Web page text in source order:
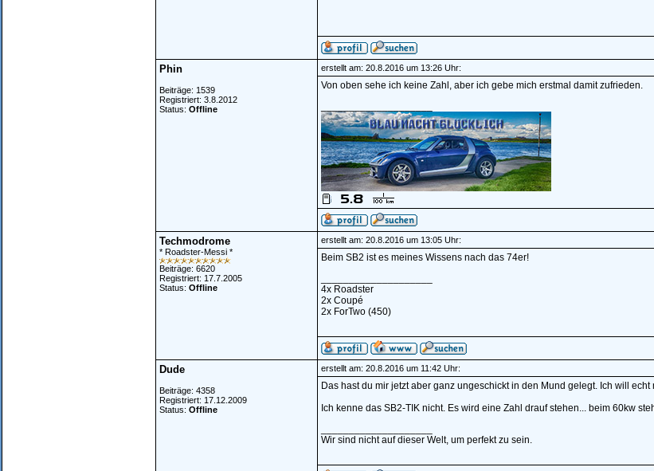
Phin
Beiträge: 1539
Registriert: 3.8.2012
Status: Offline
erstellt am: 20.8.2016 um 13:26 Uhr:
Von oben sehe ich keine Zahl, aber ich gebe mich erstmal damit zufrieden.
Techmodrome
* Roadster-Messi *
Beiträge: 6620
Registriert: 17.7.2005
Status: Offline
erstellt am: 20.8.2016 um 13:05 Uhr:
Beim SB2 ist es meines Wissens nach das 74er!
4x Roadster
2x Coupé
2x ForTwo (450)
Dude
Beiträge: 4358
Registriert: 17.12.2009
Status: Offline
erstellt am: 20.8.2016 um 11:42 Uhr:
Das hast du mir jetzt aber ganz ungeschickt in den Mund gelegt. Ich will
Ich kenne das SB2-TIK nicht. Es wird eine Zahl drauf stehen... beim 60kw
Wir sind nicht auf dieser Welt, um perfekt zu sein.